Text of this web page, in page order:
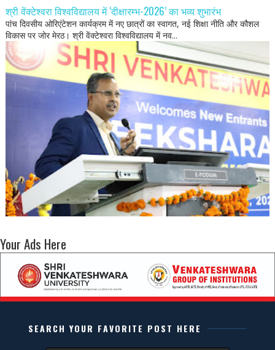
श्री वेंक्टेश्वरा विश्वविद्यालय में ‘दीक्षारम्भ-2026’ का भव्य शुभारंभ
पांच दिवसीय ओरिएंटेशन कार्यक्रम में नए छात्रों का स्वागत, नई शिक्षा नीति और कौशल
विकास पर जोर मेरठ। श्री वेंक्टेश्वरा विश्वविद्यालय में नव...
Your Ads Here
SEARCH YOUR FAVORITE POST HERE